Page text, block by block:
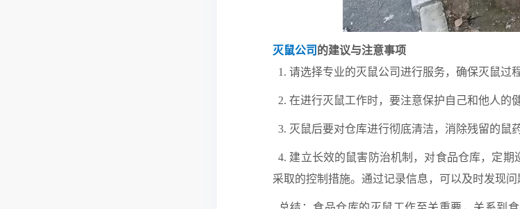
灭鼠公司 的建议与注意事项
1. 请选择专业的灭鼠公司进行服务，确保灭鼠过
2. 在进行灭鼠工作时，要注意保护自己和他人的
3. 灭鼠后要对仓库进行彻底清洁，消除残留的鼠
4. 建立长效的鼠害防治机制，对食品仓库，定
采取的控制措施。通过记录信息，可以及时发现问